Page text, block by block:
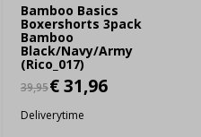
Bamboo Basics
Boxershorts 3pack
Bamboo
Black/Navy/Army
(Rico_017)
39,95€ 31,96
Deliverytime